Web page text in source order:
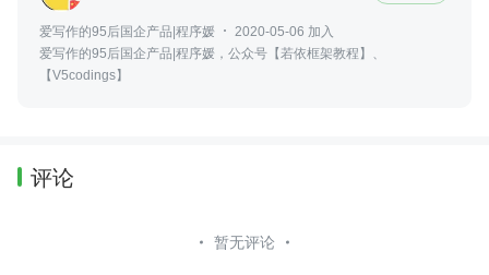
爱写作的95后国企产品|程序媛
2020-05-06 加入
爱写作的95后国企产品|程序媛，公众号【若依框架教程】、
【V5codings】
评论
暂无评论